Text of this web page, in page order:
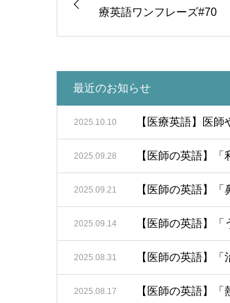
療英語ワンフレーズ#70
最近のお知らせ
【医療英語】医
2025.10.10
【医師の英語】
2025.09.28
【医師の英語】
2025.09.21
【医師の英語】
2025.09.14
【医師の英語】
2025.08.31
【医師の英語】
2025.08.17